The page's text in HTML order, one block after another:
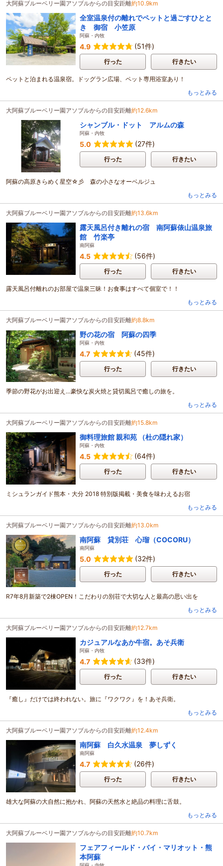
大阿蘇ブルーベリー園アソブルからの目安距離約10.9km
全室温泉付の離れでペットと過ごすひとと
き 御宿 小笠原
阿蘇・内牧
4.9 (51件)
行った 行きたい
ペットと泊まれる温泉宿。ドッグラン広場、ペット専用浴室あり！
もっとみる
大阿蘇ブルーベリー園アソブルからの目安距離約12.6km
シャンブル・ドット アルムの森
阿蘇・内牧
5.0 (27件)
行った 行きたい
阿蘇の高原きらめく星空☆彡 森の小さなオーベルジュ
もっとみる
大阿蘇ブルーベリー園アソブルからの目安距離約13.6km
露天風呂付き離れの宿 南阿蘇俵山温泉旅
館 竹楽亭
南阿蘇
4.5 (56件)
行った 行きたい
露天風呂付離れのお部屋で温泉三昧！お食事はすべて個室で！！
もっとみる
大阿蘇ブルーベリー園アソブルからの目安距離約8.8km
野の花の宿 阿蘇の四季
阿蘇・内牧
4.7 (45件)
行った 行きたい
季節の野花がお出迎え…豪快な炭火焼と貸切風呂で癒しの旅を。
もっとみる
大阿蘇ブルーベリー園アソブルからの目安距離約15.8km
御料理旅館 親和苑 （杜の隠れ家）
阿蘇・内牧
4.5 (64件)
行った 行きたい
ミシュランガイド熊本・大分 2018 特別版掲載・美食を味わえるお宿
もっとみる
大阿蘇ブルーベリー園アソブルからの目安距離約13.0km
南阿蘇 貸別荘 心瑠（COCORU）
南阿蘇
5.0 (32件)
行った 行きたい
R7年8月新築で2棟OPEN！こだわりの別荘で大切な人と最高の思い出を
もっとみる
大阿蘇ブルーベリー園アソブルからの目安距離約12.7km
カジュアルなあか牛宿。あそ兵衛
阿蘇・内牧
4.7 (33件)
行った 行きたい
『癒し』だけでは終われない。旅に『ワクワク』を！あそ兵衛。
もっとみる
大阿蘇ブルーベリー園アソブルからの目安距離約12.4km
南阿蘇 白久水温泉 夢しずく
南阿蘇
4.7 (26件)
行った 行きたい
雄大な阿蘇の大自然に抱かれ、阿蘇の天然水と絶品の料理に舌鼓。
もっとみる
大阿蘇ブルーベリー園アソブルからの目安距離約10.7km
フェアフィールド・バイ・マリオット・熊
本阿蘇